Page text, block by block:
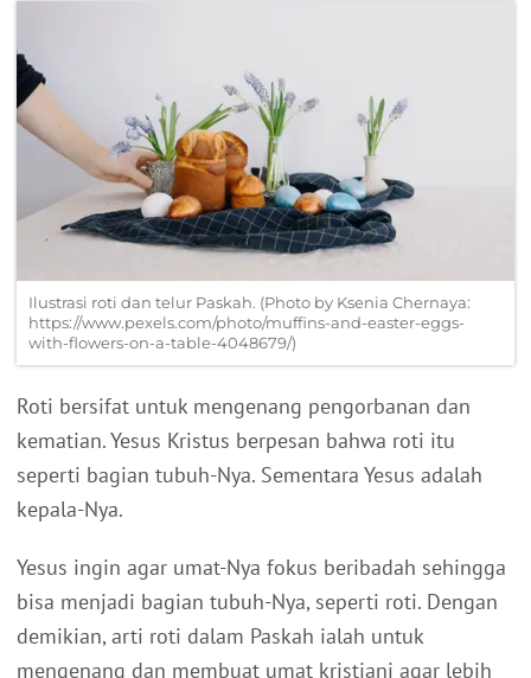
Ilustrasi roti dan telur Paskah. (Photo by Ksenia Chernaya:
https://www.pexels.com/photo/muffins-and-easter-eggs-
with-flowers-on-a-table-4048679/)
Roti bersifat untuk mengenang pengorbanan dan
kematian.Yesus Kristus berpesan bahwa roti itu
seperti bagian tubuh-Nya. Sementara Yesus adalah
kepala-Nya.
Yesus ingin agar umat-Nya fokus beribadah sehingga
bisa menjadi bagian tubuh-Nya, seperti roti. Dengan
demikian, arti roti dalam Paskah ialah untuk
mengenang dan membuat umat kristiani agar lebih